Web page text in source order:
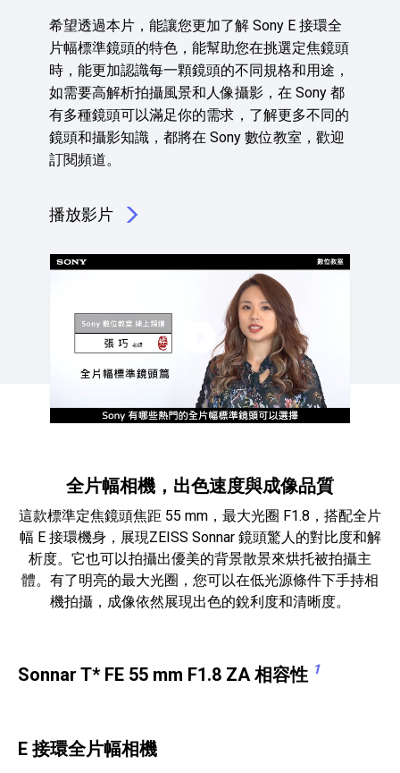
希望透過本片，能讓您更加了解 Sony E 接環全
片幅標準鏡頭的特色，能幫助您在挑選定焦鏡頭
時，能更加認識每一顆鏡頭的不同規格和用途，
如需要高解析拍攝風景和人像攝影，在 Sony 都
有多種鏡頭可以滿足你的需求，了解更多不同的
鏡頭和攝影知識，都將在 Sony 數位教室，歡迎
訂閱頻道。
播放影片
點擊播放：認識六顆熱門標準鏡頭 | Sony 數位教室
全片幅相機，出色速度與成像品質
這款標準定焦鏡頭焦距 55 mm，最大光圈 F1.8，搭配全片
幅 E 接環機身，展現ZEISS Sonnar 鏡頭驚人的對比度和解
析度。它也可以拍攝出優美的背景散景來烘托被拍攝主
體。有了明亮的最大光圈，您可以在低光源條件下手持相
機拍攝，成像依然展現出色的銳利度和清晰度。
Sonnar T* FE 55 mm F1.8 ZA 相容性 1
E 接環全片幅相機